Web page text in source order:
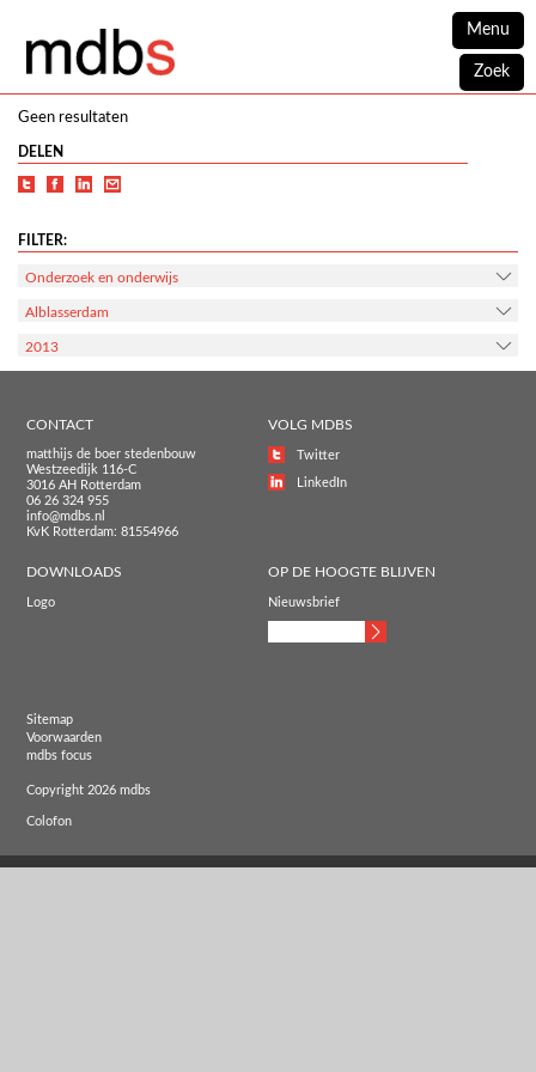
Menu
Zoek
Geen resultaten
DELEN
FILTER:
Onderzoek en onderwijs
Alblasserdam
2013
CONTACT
matthijs de boer stedenbouw
Westzeedijk 116-C
3016 AH Rotterdam
06 26 324 955
info@mdbs.nl
KvK Rotterdam: 81554966
VOLG MDBS
Twitter
LinkedIn
DOWNLOADS
Logo
OP DE HOOGTE BLIJVEN
Nieuwsbrief
Sitemap
Voorwaarden
mdbs focus
Copyright 2026 mdbs
Colofon